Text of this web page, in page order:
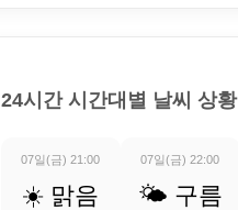
24시간 시간대별 날씨 상황
07일(금) 21:00
☀️ 맑음
07일(금) 22:00
🌤️ 구름